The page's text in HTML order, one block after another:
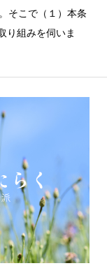
そこで（１）本条
り組みを伺いま